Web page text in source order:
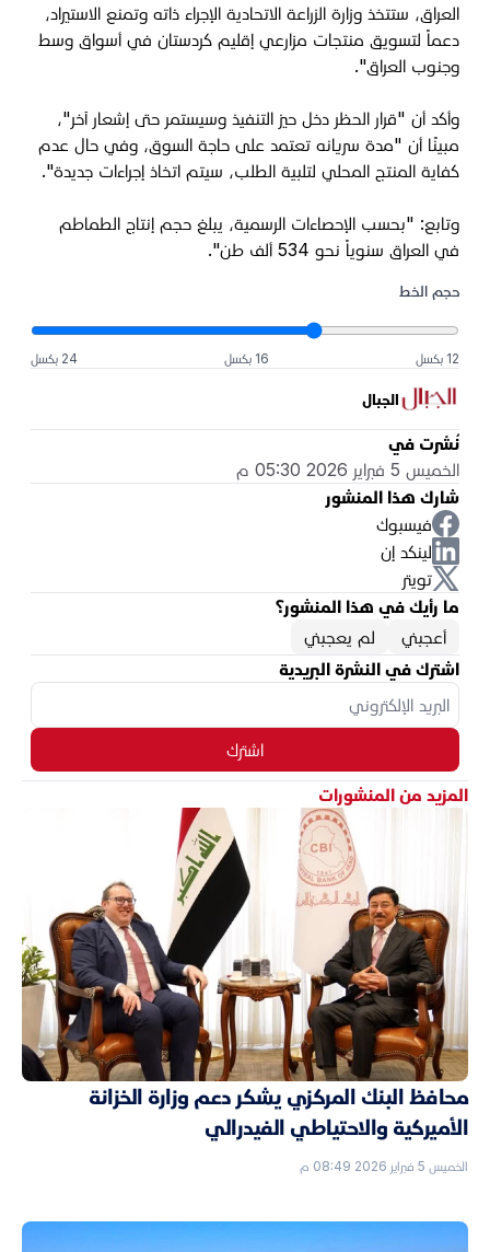
العراق، ستتخذ وزارة الزراعة الاتحادية الإجراء ذاته وتمنع الاستيراد،
دعماً لتسويق منتجات مزارعي إقليم كردستان في أسواق وسط
وجنوب العراق".
وأكد أن "قرار الحظر دخل حيز التنفيذ وسيستمر حتى إشعار آخر"،
مبينًا أن "مدة سريانه تعتمد على حاجة السوق، وفي حال عدم
كفاية المنتج المحلي لتلبية الطلب، سيتم اتخاذ إجراءات جديدة".
وتابع: "بحسب الإحصاءات الرسمية، يبلغ حجم إنتاج الطماطم
في العراق سنوياً نحو 534 ألف طن".
حجم الخط
12 بكسل 16 بكسل 24 بكسل
الجبال
نُشرت في
الخميس 5 فبراير 2026 05:30 م
شارك هذا المنشور
فيسبوك
لينكد إن
تويتر
ما رأيك في هذا المنشور؟
أعجبني
لم يعجبني
اشترك في النشرة البريدية
اشترك
المزيد من المنشورات
محافظ البنك المركزي يشكر دعم وزارة الخزانة
الأميركية والاحتياطي الفيدرالي
الخميس 5 فبراير 2026 08:49 م